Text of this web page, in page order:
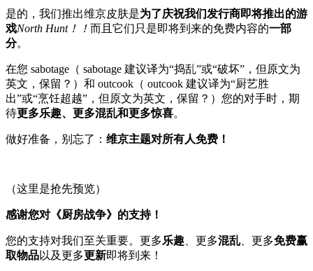
是的，我们推出维京皮肤是为了庆祝我们发行商即将推出的游
戏North Hunt！！ 而且它们只是即将到来的免费内容的一部
分。
在您 sabotage（ sabotage 建议译为“捣乱”或“破坏”，但原文为
英文，保留？）和 outcook（ outcook 建议译为“厨艺胜
出”或“烹饪超越”，但原文为英文，保留？）您的对手时，期
待更多乐趣、更多混乱和更多惊喜。
做好准备，别忘了： 维京主题对所有人免费！
（这里是抢先预览）
感谢您对《厨房战争》的支持！
您的支持对我们至关重要。更多乐趣 、更多混乱 、更多免费赢
取物品以及更多更新即将到来！